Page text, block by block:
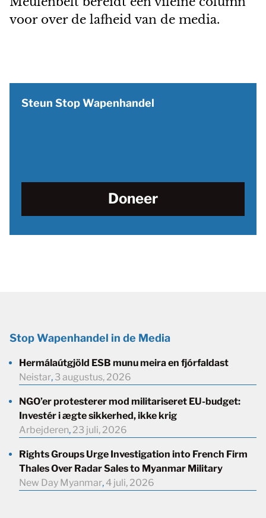
voor over de lafheid van de media.
Steun Stop Wapenhandel
Doneer
Stop Wapenhandel in de Media
Hermálaútgjöld ESB munu meira en fjórfaldast
Neistar, 3 augustus, 2026
NGO’er protesterer mod militariseret EU-budget:
Investér i ægte sikkerhed, ikke krig
Arbejderen, 23 juli, 2026
Rights Groups Urge Investigation into French Firm
Thales Over Radar Sales to Myanmar Military
New Day Myanmar, 4 juli, 2026